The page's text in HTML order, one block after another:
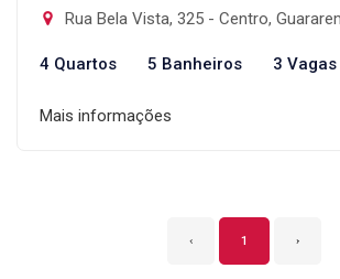
Rua Bela Vista, 325 - Centro,
4 Quartos 5 Banheiros 3 Vagas
Mais informações
‹ 1 ›